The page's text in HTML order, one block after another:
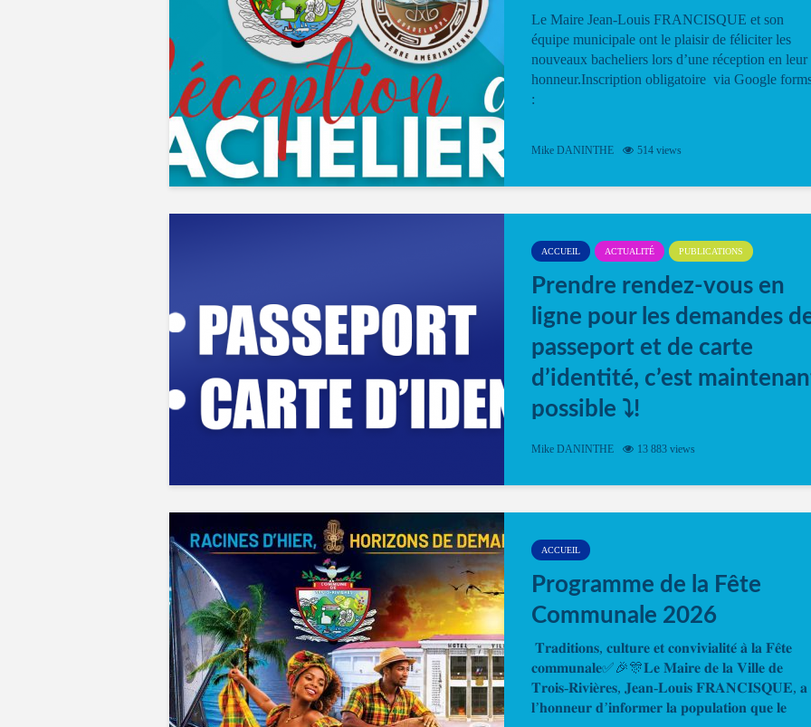
Le Maire Jean-Louis FRANCISQUE et son
équipe municipale ont le plaisir de féliciter les
nouveaux bacheliers lors d’une réception en leur
honneur.Inscription obligatoire via Google
:
Mike DANINTHE 514 views
ACCUEIL ACTUALITÉ PUBLICATIONS
Prendre rendez-vous en
ligne pour les demandes
passeport et de carte
d’identité, c’est
possible ⤵️!
Désormais, il est possible de prendre rendez-
Mike DANINTHE 13 883 views
ACCUEIL
Programme de la Fête
Communale 2026
𝐓𝐫𝐚𝐝𝐢𝐭𝐢𝐨𝐧𝐬, 𝐜𝐮𝐥𝐭𝐮𝐫𝐞 𝐞𝐭 𝐜𝐨𝐧𝐯𝐢𝐯𝐢𝐚𝐥𝐢𝐭𝐞́ 𝐚̀ 𝐥𝐚 𝐅𝐞̂𝐭𝐞
𝐜𝐨𝐦𝐦𝐮𝐧𝐚𝐥𝐞✅🎉🎊𝐋𝐞 𝐌𝐚𝐢𝐫𝐞 𝐝𝐞 𝐥𝐚 𝐕𝐢𝐥𝐥𝐞 𝐝𝐞
𝐓𝐫𝐨𝐢𝐬-𝐑𝐢𝐯𝐢𝐞̀𝐫𝐞𝐬, 𝐉𝐞𝐚𝐧-𝐋𝐨𝐮𝐢𝐬 𝐅𝐑𝐀𝐍𝐂𝐈𝐒𝐐𝐔𝐄, 𝐚
𝐥’𝐡𝐨𝐧𝐧𝐞𝐮𝐫 𝐝’𝐢𝐧𝐟𝐨𝐫𝐦𝐞𝐫 𝐥𝐚 𝐩𝐨𝐩𝐮𝐥𝐚𝐭𝐢𝐨𝐧 𝐪𝐮𝐞 𝐥𝐞